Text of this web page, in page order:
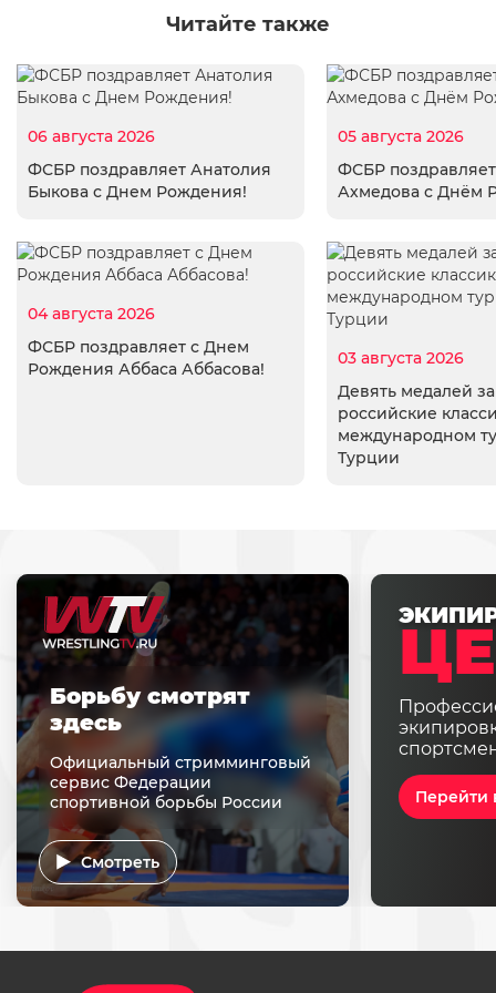
Читайте также
06 августа 2026
ФСБР поздравляет Анатолия
Быкова с Днем Рождения!
05 августа 2026
ФСБР
Ахмедова с Днём
04 августа 2026
ФСБР поздравляет с Днем
Рождения Аббаса Аббасова!
03 августа 2026
Девять медалей
российские
международном
Турции
Перейти
Борьбу смотрят
здесь
Официальный стримминговый
сервис Федерации
спортивной борьбы России
Смотреть